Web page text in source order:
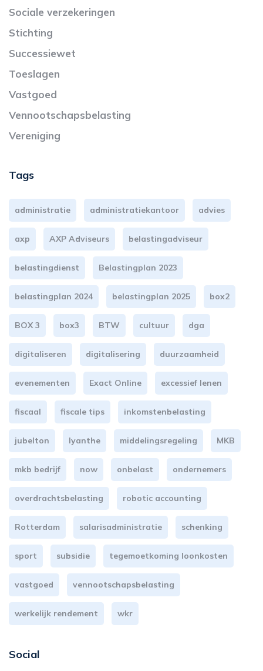
Sociale verzekeringen
Stichting
Successiewet
Toeslagen
Vastgoed
Vennootschapsbelasting
Vereniging
Tags
administratie administratiekantoor advies
axp AXP Adviseurs belastingadviseur
belastingdienst Belastingplan 2023
belastingplan 2024 belastingplan 2025 box2
BOX 3 box3 BTW cultuur dga
digitaliseren digitalisering duurzaamheid
evenementen Exact Online excessief lenen
fiscaal fiscale tips inkomstenbelasting
jubelton lyanthe middelingsregeling MKB
mkb bedrijf now onbelast ondernemers
overdrachtsbelasting robotic accounting
Rotterdam salarisadministratie schenking
sport subsidie tegemoetkoming loonkosten
vastgoed vennootschapsbelasting
werkelijk rendement wkr
Social